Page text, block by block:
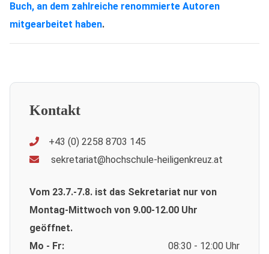
Buch, an dem zahlreiche renommierte Autoren
mitgearbeitet haben.
Kontakt
+43 (0) 2258 8703 145
sekretariat@hochschule-heiligenkreuz.at
Vom 23.7.-7.8. ist das Sekretariat nur von
Montag-Mittwoch von 9.00-12.00 Uhr
geöffnet.
Mo - Fr:
08:30 - 12:00 Uhr